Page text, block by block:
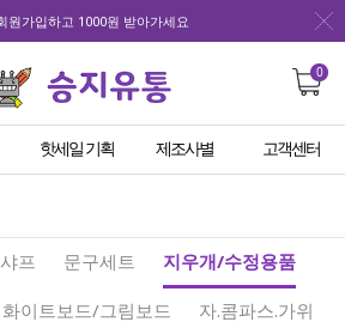
원가입하고 1000원 받아가세요
0
핫세일 기획 제조사별 고객센터
프 문구세트 지우개/수정용품
화이트보드/그림보드
자.콤파스.가위